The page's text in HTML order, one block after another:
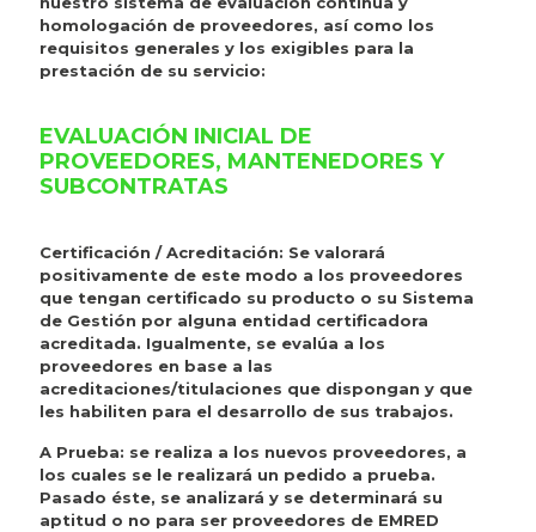
homologación de proveedores, así como los
requisitos generales y los exigibles para la
prestación de su servicio:
EVALUACIÓN INICIAL DE
PROVEEDORES, MANTENEDORES Y
SUBCONTRATAS
Certificación / Acreditación: Se valorará
positivamente de este modo a los proveedores
que tengan certificado su producto o su Sistema
de Gestión por alguna entidad certificadora
acreditada. Igualmente, se evalúa a los
proveedores en base a las
acreditaciones/titulaciones que dispongan y que
les habiliten para el desarrollo de sus trabajos.
A Prueba: se realiza a los nuevos proveedores, a
los cuales se le realizará un pedido a prueba.
Pasado éste, se analizará y se determinará su
aptitud o no para ser proveedores de EMRED